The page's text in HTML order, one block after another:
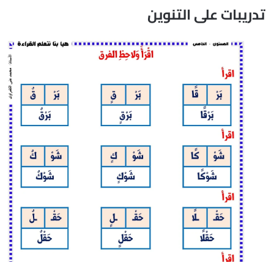
تدريبات على التنوين